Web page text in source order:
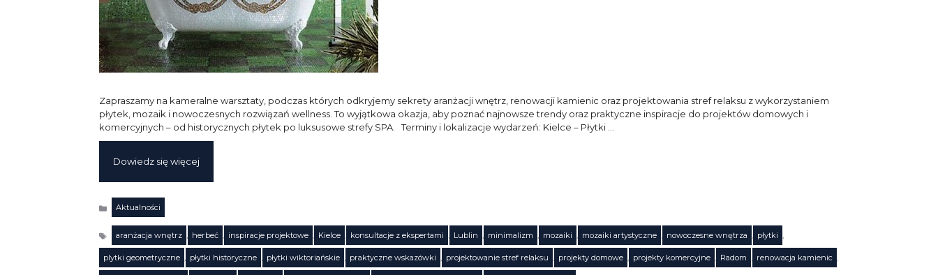
Zapraszamy na kameralne warsztaty, podczas których odkryjemy sekrety aranżacji wnętrz, renowacji kamienic oraz projektowania stref relaksu z wykorzystaniem
płytek, mozaik i nowoczesnych rozwiązań wellness. To wyjątkowa okazja, aby poznać najnowsze trendy oraz praktyczne inspiracje do projektów domowych i
komercyjnych – od historycznych płytek po luksusowe strefy SPA. Terminy i lokalizacje wydarzeń: Kielce – Płytki …
Dowiedz się więcej
KategorieAktualności
Tagi
aranżacja wnętrz , herbeć , inspiracje projektowe , Kielce , konsultacje z ekspertami , Lublin , minimalizm , mozaiki , mozaiki artystyczne , nowoczesne wnętrza , płytki ,
plytki geometryczne , płytki historyczne , płytki wiktoriańskie , praktyczne wskazówki , projektowanie stref relaksu , projekty domowe , projekty komercyjne , Radom , renowacja kamienic ,